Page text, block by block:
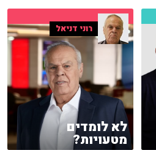
רוני דניאל
לא לומדים
מטעויות?